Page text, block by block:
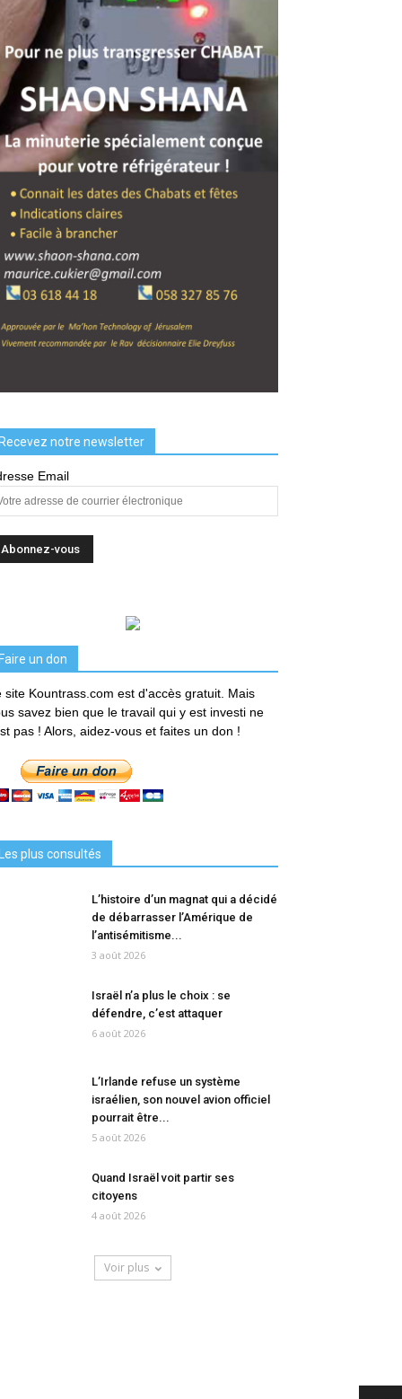
Recevez notre newsletter
Email
Faire un don
site Kountrass.com est d'accès gratuit. Mais
savez bien que le travail qui y est investi ne
pas ! Alors, aidez-vous et faites un don !
Les plus consultés
L’histoire d’un magnat qui a décidé
de débarrasser l’Amérique de
l’antisémitisme...
3 août 2026
Israël n’a plus le choix : se
défendre, c’est attaquer
6 août 2026
L’Irlande refuse un système
israélien, son nouvel avion officiel
pourrait être...
5 août 2026
Quand Israël voit partir ses
citoyens
4 août 2026
Voir plus